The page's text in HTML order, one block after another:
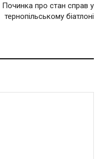
Починка про стан справ у
тернопільському біатлоні